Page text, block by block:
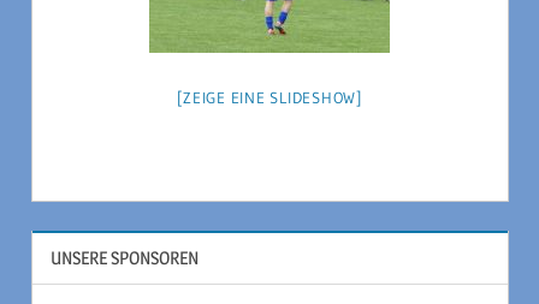
[ZEIGE EINE SLIDESHOW]
UNSERE SPONSOREN